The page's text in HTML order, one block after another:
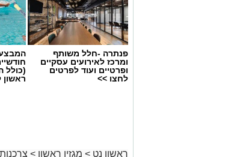
פנתרה -חלל משותף
ומרכז לאירועים עסקיים
ופרטיים ועוד לפרטים
לחצו >>
(כולל
ראשון
ראשון נט > מגזין ראשון > צרכנות